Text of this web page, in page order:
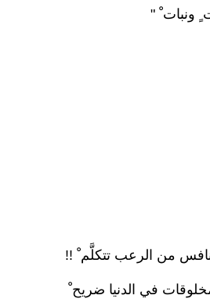
ونبات ْ "
من الرعب تتكلَّم ْ !!
في الدنيا ضريح